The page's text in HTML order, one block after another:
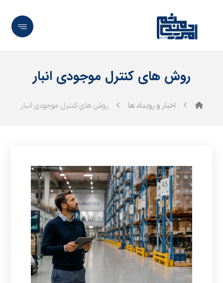
روش های کنترل موجودی انبار
اخبار و رویداد ها روش های کنترل موجودی انبار